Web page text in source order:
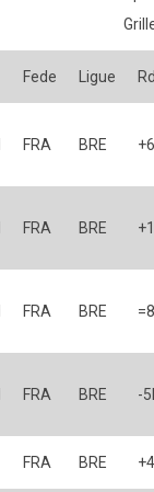
Fede Ligue
FRA BRE
FRA BRE
FRA BRE
FRA BRE -
FRA BRE